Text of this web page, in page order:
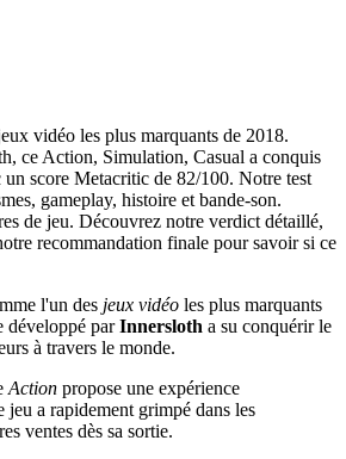
vidéo les plus marquants de 2018.
ce Action, Simulation, Casual a conquis
un score Metacritic de 82/100. Notre test
gameplay, histoire et bande-son.
de jeu. Découvrez notre verdict détaillé,
recommandation finale pour savoir si ce
l'un des jeux vidéo les plus marquants
développé parInnersloth a su conquérir le
à travers le monde.
Action propose une expérience
a rapidement grimpé dans les
ventes dès sa sortie.